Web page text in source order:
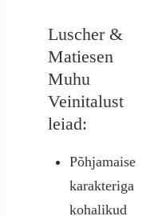
Luscher &
Matiesen
Muhu
Veinitalust
leiad:
Põhjamaise
karakteriga
kohalikud